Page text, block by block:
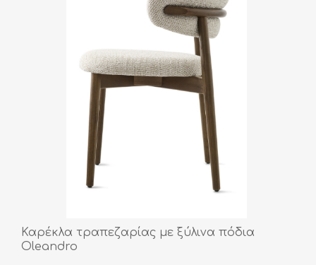
Καρέκλα τραπεζαρίας με ξύλινα πόδια
Oleandro